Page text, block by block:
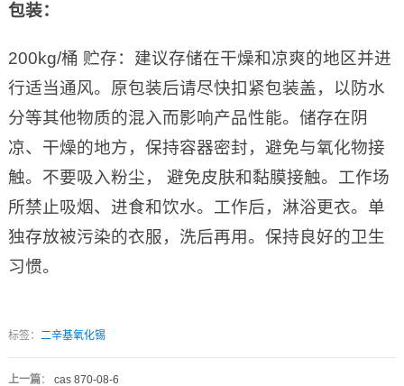
包装：
200kg/桶 贮存：建议存储在干燥和凉爽的地区并进
行适当通风。原包装后请尽快扣紧包装盖，以防水
分等其他物质的混入而影响产品性能。储存在阴
凉、干燥的地方，保持容器密封，避免与氧化物接
触。不要吸入粉尘， 避免皮肤和黏膜接触。工作场
所禁止吸烟、进食和饮水。工作后，淋浴更衣。单
独存放被污染的衣服，洗后再用。保持良好的卫生
习惯。
标签： 二辛基氧化锡
上一篇： cas 870-08-6